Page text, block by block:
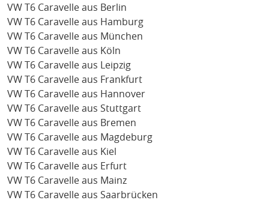
VW T6 Caravelle aus Berlin
VW T6 Caravelle aus Hamburg
VW T6 Caravelle aus München
VW T6 Caravelle aus Köln
VW T6 Caravelle aus Leipzig
VW T6 Caravelle aus Frankfurt
VW T6 Caravelle aus Hannover
VW T6 Caravelle aus Stuttgart
VW T6 Caravelle aus Bremen
VW T6 Caravelle aus Magdeburg
VW T6 Caravelle aus Kiel
VW T6 Caravelle aus Erfurt
VW T6 Caravelle aus Mainz
VW T6 Caravelle aus Saarbrücken